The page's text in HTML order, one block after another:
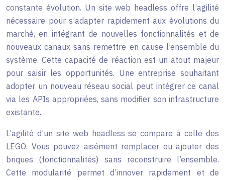
constante évolution. Un site web headless offre l’agilité
nécessaire pour s’adapter rapidement aux évolutions du
marché, en intégrant de nouvelles fonctionnalités et de
nouveaux canaux sans remettre en cause l’ensemble du
système. Cette capacité de réaction est un atout majeur
pour saisir les opportunités. Une entreprise souhaitant
adopter un nouveau réseau social peut intégrer ce canal
via les APIs appropriées, sans modifier son infrastructure
existante.
L’agilité d’un site web headless se compare à celle des
LEGO. Vous pouvez aisément remplacer ou ajouter des
briques (fonctionnalités) sans reconstruire l’ensemble.
Cette modularité permet d’innover rapidement et de